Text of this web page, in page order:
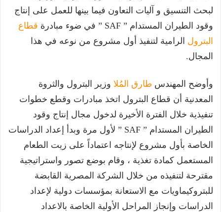
لبحث التنسيق و آليات التعاون فيما بينها للعمل على إنتاج
وقود الطيران المستدام ” SAF ” في ضوء مبادرة
قطاع
البترول الرامية لتنفيذ أول مشروع من نوعه في هذا
المجال.
وأوضح المهندس طارق المُلا وزير البترول والثروة
المعدنية أن قطاع البترول اتخذ مبادرات وقطع خطوات
تنفيذية خلال الفترة الأخيرة لدخول مجال إنتاج وقود
الطيران المستدام ” SAF ” لأول مرة وبدأ إعداد الدراسات
الخاصة بأول مشروع لإنتاجه اعتماداً على زيت الطعام
المستعمل كمادة تغذية ، وقام بوضع تصور واستراتيجية
مقترحة لتنفيذه من خلال الشركة المصرية القابضة
للبتروكيماويات مع الاستعانة بمؤسسات دولية لإعداد
الدراسات وإنجاز المراحل الأولية الخاصة بالاعداد